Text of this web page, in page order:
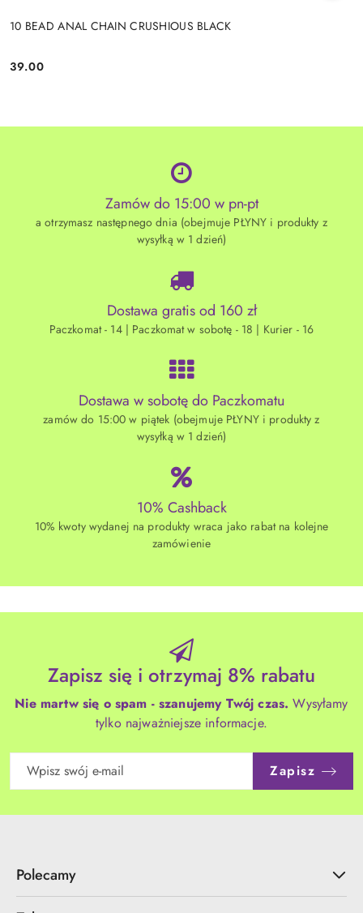
10 BEAD ANAL CHAIN CRUSHIOUS BLACK
Cena:
39.00
Zamów do 15:00 w pn-pt
a otrzymasz następnego dnia (obejmuje PŁYNY i produkty z
wysyłką w 1 dzień)
Dostawa gratis od 160 zł
Paczkomat - 14 | Paczkomat w sobotę - 18 | Kurier - 16
Dostawa w sobotę do Paczkomatu
zamów do 15:00 w piątek (obejmuje PŁYNY i produkty z
wysyłką w 1 dzień)
10% Cashback
10% kwoty wydanej na produkty wraca jako rabat na kolejne
zamówienie
Zapisz się i otrzymaj 8% rabatu
Nie martw się o spam - szanujemy Twój czas. Wysyłamy
tylko najważniejsze informacje.
Zapisz
Polecamy